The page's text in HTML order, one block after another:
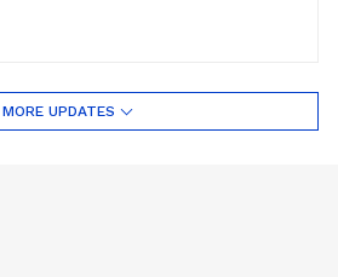
MORE UPDATES